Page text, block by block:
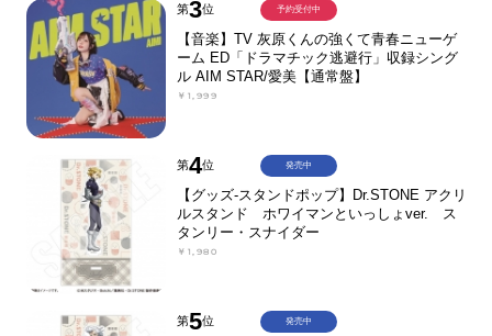
第3位
【音楽】TV 灰原くんの強くて青春ニューゲ
ーム ED「ドラマチック逃避行」収録シング
ル AIM STAR/愛美【通常盤】
￥1,999
予約受付中
第4位
【グッズ-スタンドポップ】Dr.STONE アクリ
ルスタンド ホワイマンといっしょver. ス
タンリー・スナイダー
￥1,980
発売中
第5位 発売中